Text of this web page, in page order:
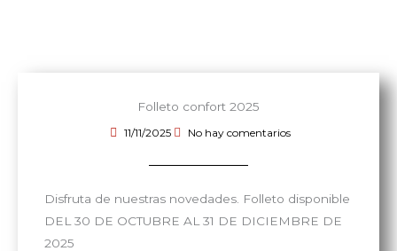
Folleto confort 2025
11/11/2025 No hay comentarios
Disfruta de nuestras novedades. Folleto disponible
DEL 30 DE OCTUBRE AL 31 DE DICIEMBRE DE
2025